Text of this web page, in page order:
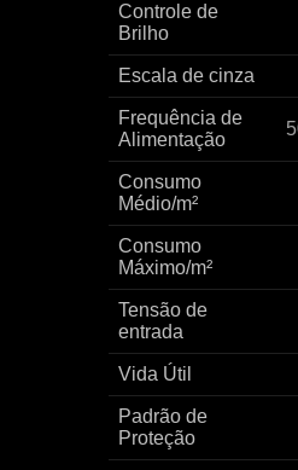
Controle de
Brilho
Escala de cinza
Frequência de
Alimentação
Consumo
Médio/m²
Consumo
Máximo/m²
Tensão de
entrada
Vida Útil
Padrão de
Proteção